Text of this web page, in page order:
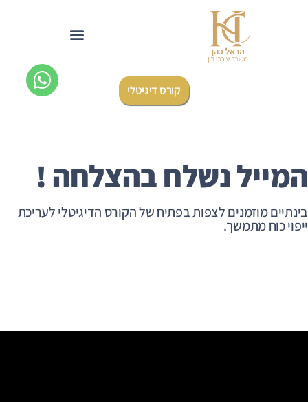
קורס דיגיטלי
המייל נשלח בהצלחה !
בינתיים מוזמנים לצפות בפתיח של הקורס הדיגיטלי לעריכת
ייפוי כוח מתמשך.